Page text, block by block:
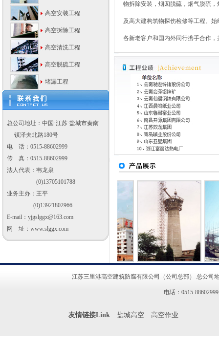
高空安装工程
高空拆除工程
高空清洗工程
高空脱硫工程
堵漏工程
总公司地址：中国·江苏·盐城市秦南
镇泽夫北路180号
电 话：0515-88602999
传 真：0515-88602999
法人代表：韦龙泉
(0)13705101788
业务主办：王平
(0)13921802966
E-mail： yjgslggx@163.com
网 址：www.slggx.com
物拆除安装，烟囱脱硫，烟气脱硫
及高大建构筑物探伤检修等工程。
各新老客户和国内外同行
江苏三里港高空建筑防腐有限公司（公司总部） 总公司
电话：0515-
友情链接Link 盐城高空 高空作业